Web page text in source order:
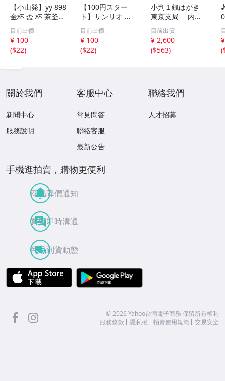
【小山発】yy 898
金杯 盃 杯 茶釜風
香炉 金メッキ 24
KGP KGF 27点 総
重量2.9kg まとめ
て / 他 本錫杯 ゴ
目前出價
¥ 100
($22)
【100円スター
ト】サンリオ は
ぴだんぶい ボン
ボンドロップシー
ル moji 文字 ステ
ッカー
目前出價
¥ 100
($22)
小判１銭はがき
東京支局 内神
田ボタ印 18.6.2
9.ハ 使用済 美
品 JPA-62-23-9
目前出價
¥ 2,600
($563)
(
關於我們
新聞中心
服務說明
客服中心
常見問答
聯絡客服
最新公告
聯絡我們
人才招募
手機逛拍賣，購物更便利
商品降價通知
買賣即時溝通
商品到貨動態
APP Store
facebook ©2026 Yahoo台灣電子商務 保留所有權利
服務條款
隱私權 拍賣使用規範 交易安全